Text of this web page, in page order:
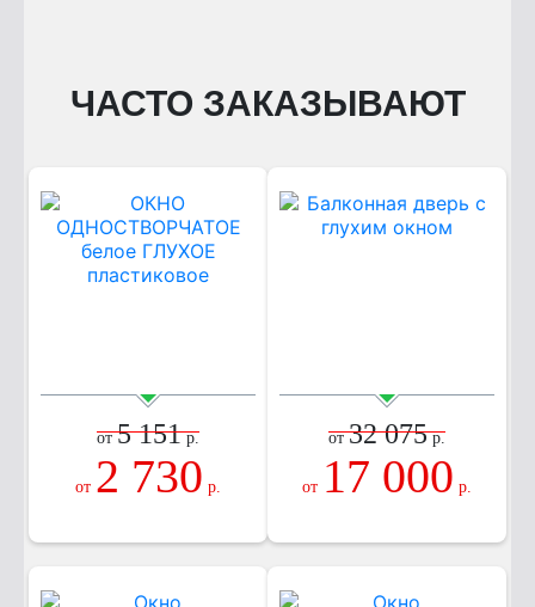
ЧАСТО ЗАКАЗЫВАЮТ
от5 151р.
от 2 730 р.
от32 075р.
от 17 000 р.